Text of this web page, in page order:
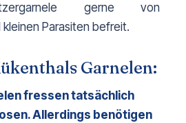
gerne von
Parasiten befreit.
Garnelen:
fressen tatsächlich
Allerdings benötigen